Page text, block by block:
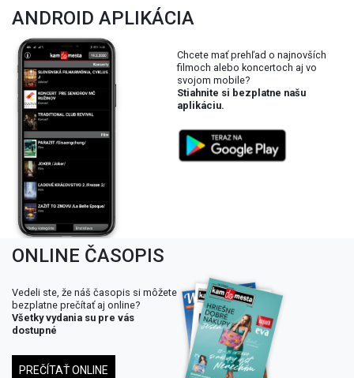
ANDROID APLIKÁCIA
Chcete mať prehľad o najnovších
filmoch alebo koncertoch aj vo
svojom mobile?
Stiahnite si bezplatne našu
aplikáciu.
ONLINE ČASOPIS
Vedeli ste, že náš časopis si môžete
bezplatne prečítať aj online?
Všetky vydania su pre vás
dostupné
PREČÍTAŤ ONLINE